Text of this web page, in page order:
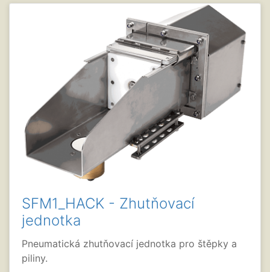
SFM1_HACK - Zhutňovací
jednotka
Pneumatická zhutňovací jednotka pro štěpky a
piliny.